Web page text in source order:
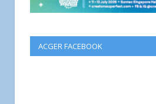
ACGER FACEBOOK